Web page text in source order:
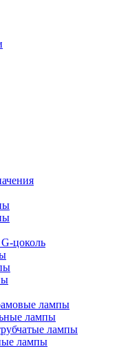
цоколь
лампы
лампы
лампы
лампы